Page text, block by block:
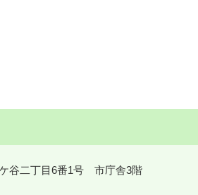
谷二丁目6番1号 市庁舎3階